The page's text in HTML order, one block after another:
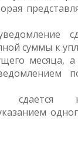
суммы к
месяца,
сдается